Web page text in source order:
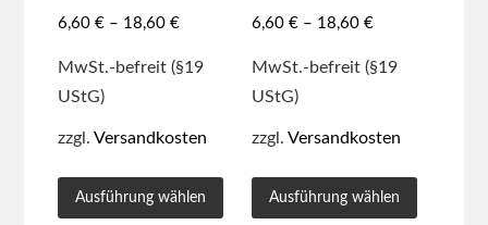
6,60 €– 18,60 €
MwSt.-befreit (§19
UStG)
zzgl. Versandkosten
Ausführung wählen
6,60 €– 18,60 €
MwSt.-befreit (§19
UStG)
zzgl. Versandkosten
Ausführung wählen